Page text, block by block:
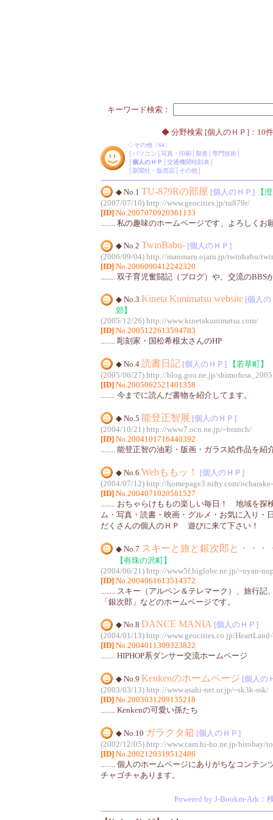
キーワード検索：
◆ 分野検索 [個人のＨＰ]：10
◇その他 〔64〕
パソコン 写真・印刷 製造 専門技術
個人のＨＰ 交通機関時刻表
新聞社・販売店 その他
◆ No.1 TU-879Rの部屋 [個人のＨＰ]
【
(2007/07/10) http://www.geocities.jp/tu879r/
[ID] No.2007070920361133
........ 私の趣味のホームページです、よろしくお
◆ No.2 TwinBabu- [個人のＨＰ]
(2006/09/04) http://manmaru.ojaru.jp/twinbabu/
[ID] No.2006090412242320
........ 双子育児奮闘記（ブログ）や、交流のBBS
◆ No.3 Kineta Kunimatsu website [個人
郊】
(2005/12/26) http://www.kinetakunimatsu.com/
[ID] No.2005122613594783
........ 彫刻家・国松希根太さんのHP
◆ No.4 読書日記 [個人のＨＰ]
【若草町】
(2005/06/27) http://blog.goo.ne.jp/shimofusa_2005
[ID] No.2005062521401358
........ 今までに読んだ書物を紹介してます。
◆ No.5 能登正智展 [個人のＨＰ]
(2004/10/21) http://www7.ocn.ne.jp/~branch/
[ID] No.2004101716440392
........ 能登正智の油彩・版画・ガラス絵作品を紹
◆ No.6 Webももッ！
[個人のＨＰ]
(2004/07/12) http://homepage3.nifty.com/
[ID] No.2004071020581527
........ おちゃらけももの楽しい毎日！ 地域を探
ム・写真・読書・映画・グルメ・お気に入り・
だくさんの個人のＨＰ 遊びに来て下さい！
◆ No.7 スキーと旅と銀次郎と・・・
【有珠の沢町】
(2004/06/21) http://www5f.biglobe.ne.jp/~nyan-
[ID] No.2004061613514372
........ スキー（アルペン＆テレマーク）、旅行記
「銀次郎」などのホームページです。
◆ No.8 DANCE MANIA [個人のＨＰ]
(2004/01/13) http://www.geocities.co.jp/
[ID] No.2004011309323822
........ HIPHOP系ダンサー交流ホームページ
◆ No.9 Kenkenのホームページ [個人の
(2003/03/13) http://www.asahi-net.or.jp/~sk3k-ssk/
[ID] No.2003031209135218
........ Kenkenの可愛い孫たち
◆ No.10 ガラクタ箱 [個人のＨＰ]
(2002/12/05) http://www.cam.hi-ho.ne.jp/hirobay/
[ID] No.2002120319512486
........ 個人のホームページにありがちなコンテン
チャゴチャあります。
Powered by J-Bookm-Ark ：